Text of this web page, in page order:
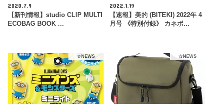
2020.7.9
【新刊情報】studio CLIP MULTI
ECOBAG BOOK …
2022.1.19
【速報】美的 (BITEKI) 2022年 4
月号 《特別付録》 カネボ…
☆NEWS ☆NEWS